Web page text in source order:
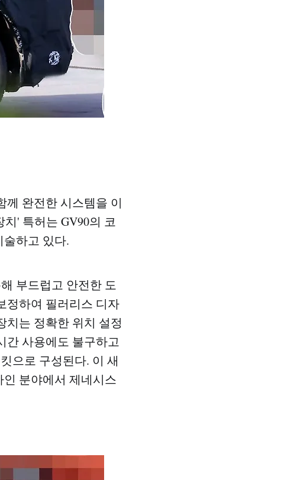
께 완전한 시스템을 이
' 특허는 GV90의 코
하고 있다.
부드럽고 안전한 도
정하여 필러리스 디자
치는 정확한 위치 설정
간 사용에도 불구하고
으로 구성된다. 이 새
분야에서 제네시스